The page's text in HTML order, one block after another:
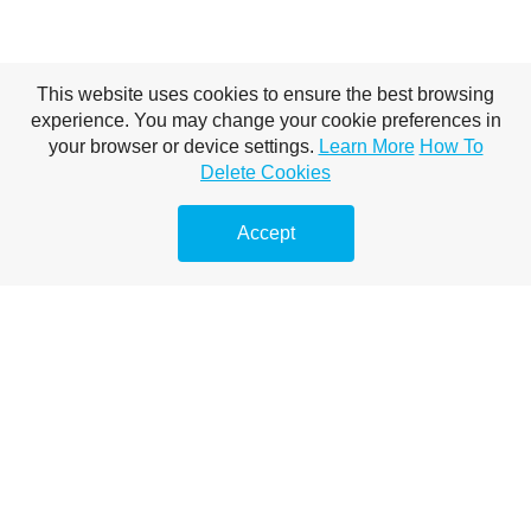
In K2M
vorankommen
This website uses cookies to ensure the best browsing
experience. You may change your cookie preferences in
your browser or device settings. Learn More How To
Delete Cookies
Accept